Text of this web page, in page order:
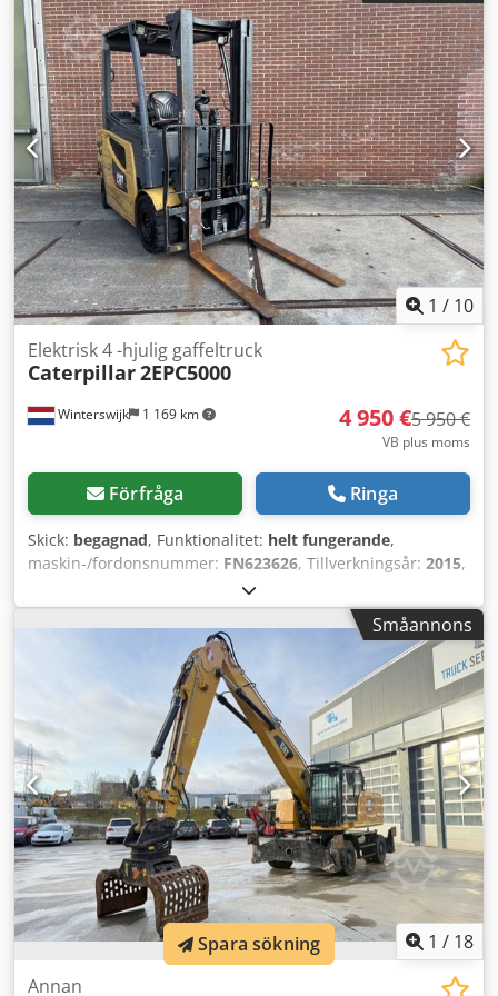
motorkonstruktion utan avancerad avgasrening Mycket bra
prestanda för tunga mark- och lastningsarbeten
Transportmått: Transportlängd: 10,4 m Transportbredd:
3,19 m Transporthöjd: 3,35 m Undervagnsbredd (LC): 3,19
m Bandlängd mot mark: 4,0 m Priset är exklusive moms
och gäller för export och företag. Stora rabatter möjliga för
privatpersoner – kontakta oss direkt för ditt bästa pris via
telefon!
1 / 10
Winterswijk 1 169 km
Elektrisk 4 -hjulig gaffeltruck
Caterpillar2EPC5000
4 950 €5 950 €
VB plus moms
Förfråga Ringa
Skick: begagnad, Funktionalitet: helt fungerande,
maskin-/fordonsnummer: FN623626, Tillverkningsår: 2015,
, lastkapacitet:
3 100 mm, bränsletyp:elektrisk, masttyp:duplex,
byggnadshöjd:2 360 mm, drivtyp:Elektro, Elektrisk 4-hjuls
motviktstruck Chassinummer: FN623626 Lasttyngdpunkt:
500 Masttyp: Duplex Codpew S Afxsfx Adqjrf Skick: Klar för
användning och fullt fungerande Tekniskt skick: bra Däck
fram typ: superelastiska Däck bak typ: superelastiska
Batteri Volt: 48V 3:e ventil, innerbackspegel,
Småannons
1 / 18
Annan
Spara sökning